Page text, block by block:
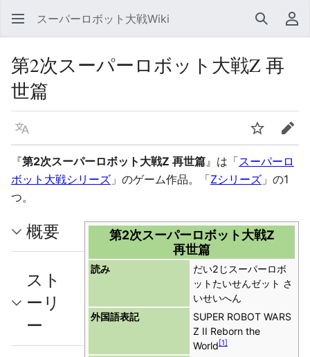
スーパーロボット大戦Wiki 検索 利
第2次スーパーロボット大戦Z 再
世篇
言語 ウォッチ編集
『第2次スーパーロボット大戦Z 再世篇』は「スーパーロ
ボット大戦シリーズ 」のゲーム作品。「Zシリーズ 」の1
つ。
第2次スーパーロボット大戦Z
再世篇
読み
だい2じスーパーロボ
ットたいせんゼット さ
いせいへん
外国語表記
SUPER ROBOT WARS
Z II Reborn the
World[1
概要
スト
ーリ
ー